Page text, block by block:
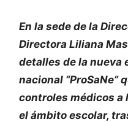
En la sede de la
Directora Liliana
detalles de la nueva
nacional “ProSaNe”
controles médicos a
el ámbito escolar,